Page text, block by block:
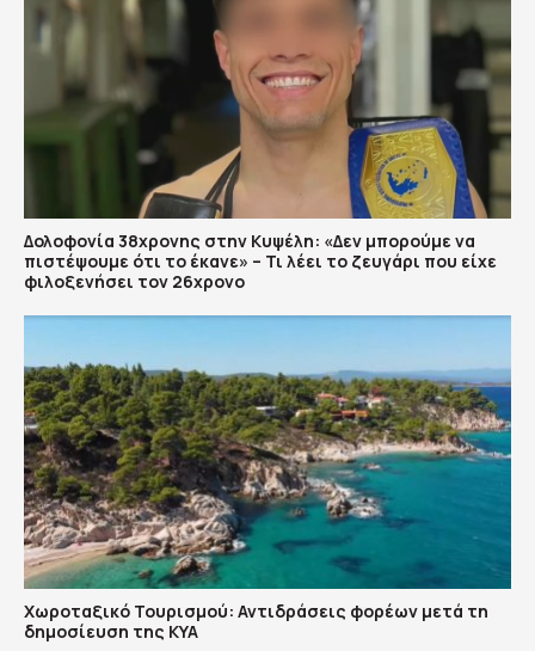
Δολοφονία 38χρονης στην Κυψέλη: «Δεν μπορούμε να
πιστέψουμε ότι το έκανε» – Τι λέει το ζευγάρι που είχε
φιλοξενήσει τον 26χρονο
Χωροταξικό Τουρισμού: Αντιδράσεις φορέων μετά τη
δημοσίευση της ΚΥΑ